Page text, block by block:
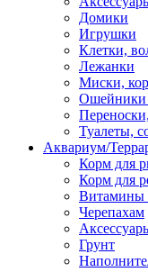
Домики
Игрушки
Клетки,
Лежанки
Миски,
Ошейники
Туалеты,
Аквариум/
Корм для
Корм для
Витамины
Черепахам
Грунт